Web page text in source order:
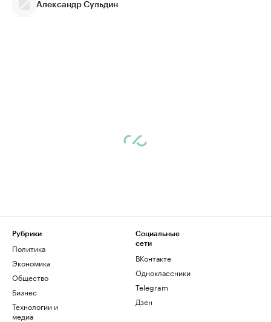
Александр Сульдин
Рубрики
Политика
Экономика
Общество
Бизнес
Технологии и
медиа
Социальные
сети
ВКонтакте
Одноклассники
Telegram
Дзен